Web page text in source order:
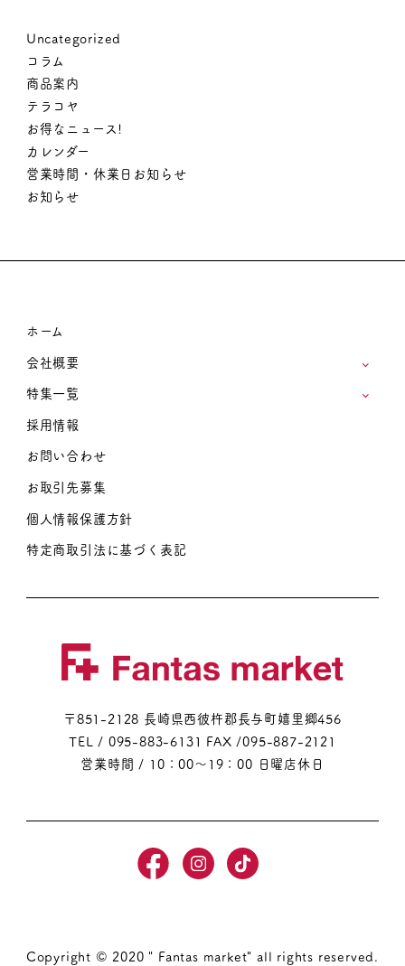
Uncategorized
コラム
商品案内
テラコヤ
お得なニュース!
カレンダー
営業時間・休業日お知らせ
お知らせ
ホーム
会社概要
特集一覧
採用情報
お問い合わせ
お取引先募集
個人情報保護方針
特定商取引法に基づく表記
〒851-2128 長崎県西彼杵郡長与町嬉里郷456
TEL / 095-883-6131 FAX /095-887-2121
営業時間 / 10：00～19：00 日曜店休日
Copyright © 2020 " Fantas market" all rights reserved.